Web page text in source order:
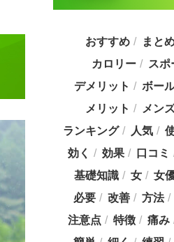
おすすめ まと
カロリー
スポ
デメリット
ボー
メリット
メン
ランキング
人気
効く
効果 口コミ
基礎知識
女 女
必要
改善 方法
注意点
特徴 痛み